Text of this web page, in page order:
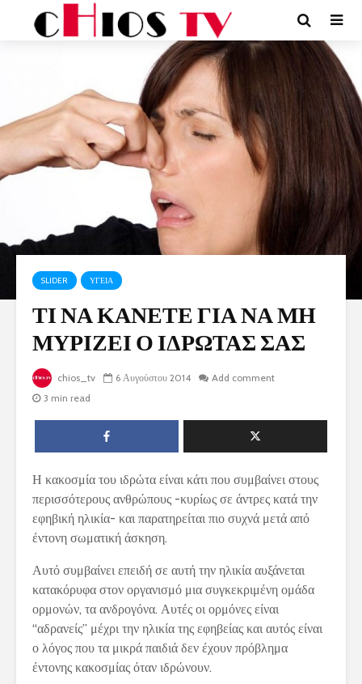
SLIDER ΥΓΕΙΑ
ΤΙ ΝΑ ΚΑΝΕΤΕ ΓΙΑ ΝΑ ΜΗ
ΜΥΡΙΖΕΙ Ο ΙΔΡΩΤΑΣ ΣΑΣ
chios_tv 6 Αυγούστου 2014
Add comment
3 min read
Η κακοσμία του ιδρώτα είναι κάτι που συμβαίνει στους
περισσότερους ανθρώπους -κυρίως σε άντρες κατά την
εφηβική ηλικία- και παρατηρείται πιο συχνά μετά από
έντονη σωματική άσκηση.
Αυτό συμβαίνει επειδή σε αυτή την ηλικία αυξάνεται
κατακόρυφα στον οργανισμό μια συγκεκριμένη ομάδα
ορμονών, τα ανδρογόνα. Αυτές οι ορμόνες είναι
“αδρανείς” μέχρι την ηλικία της εφηβείας και αυτός είναι
ο λόγος που τα μικρά παιδιά δεν έχουν πρόβλημα
έντονης κακοσμίας όταν ιδρώνουν.